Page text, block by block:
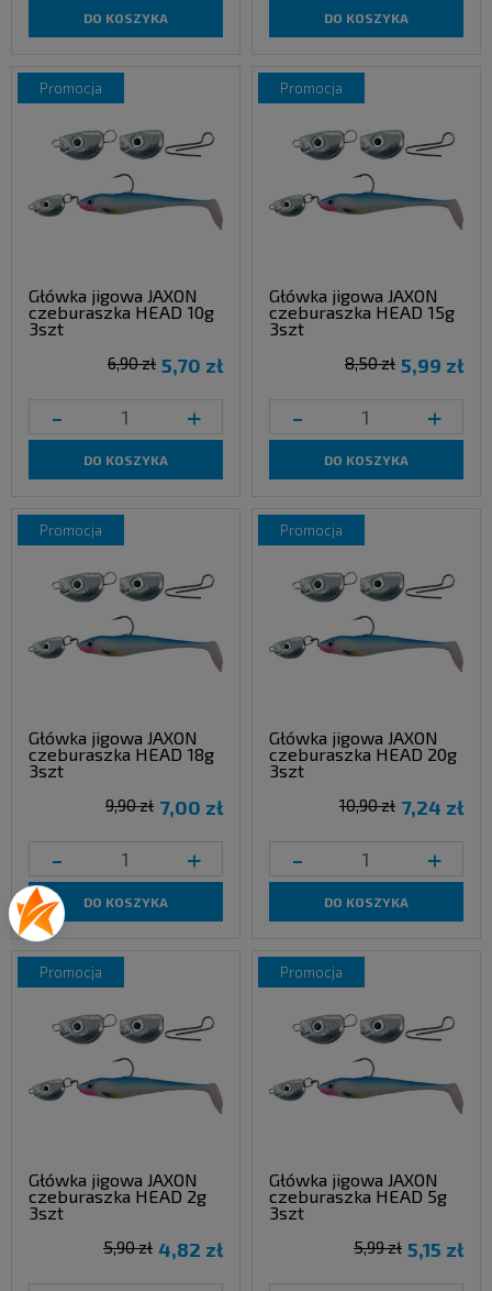
DO KOSZYKA DO KOSZYKA
Główka jigowa JAXON
czeburaszka HEAD 10g
3szt
5,70 zł
6,90 zł
- +
DO KOSZYKA
promocja
Główka jigowa JAXON
czeburaszka HEAD 15g
3szt
5,99 zł
8,50 zł
- +
DO KOSZYKA
promocja
Główka jigowa JAXON
czeburaszka HEAD 18g
3szt
7,00 zł
9,90 zł
- +
DO KOSZYKA
promocja
Główka jigowa JAXON
czeburaszka HEAD 20g
3szt
7,24 zł
10,90 zł
- +
DO KOSZYKA
promocja
Główka jigowa JAXON
czeburaszka HEAD 2g
3szt
4,82 zł
5,90 zł
promocja
Główka jigowa JAXON
czeburaszka HEAD 5g
3szt
5,15 zł
5,99 zł
promocja